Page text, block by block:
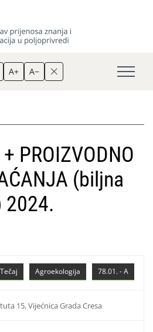
A+ A−
PROIZVODNO
(biljna
2024.
78.01. - A
Agroekologija
Tečaj
15, Vijećnica Grada Cresa